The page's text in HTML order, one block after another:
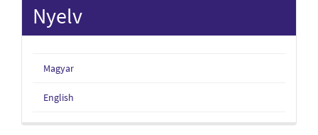
Nyelv
Magyar
English